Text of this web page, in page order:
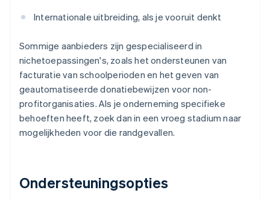
Internationale uitbreiding, als je vooruit denkt
Sommige aanbieders zijn gespecialiseerd in
nichetoepassingen's, zoals het ondersteunen van
facturatie van schoolperioden en het geven van
geautomatiseerde donatiebewijzen voor non-
profitorganisaties. Als je onderneming specifieke
behoeften heeft, zoek dan in een vroeg stadium naar
mogelijkheden voor die randgevallen.
Ondersteuningsopties